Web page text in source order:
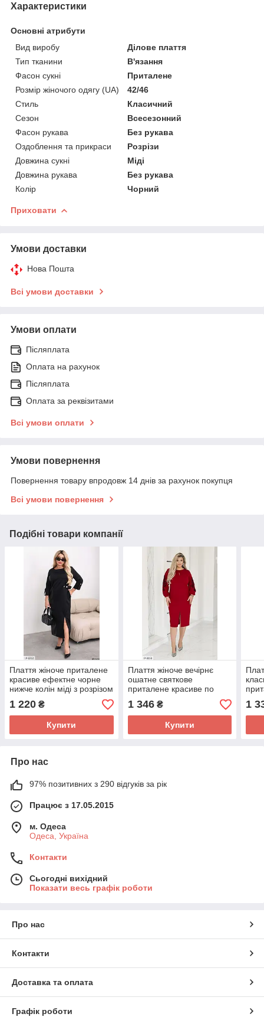
Характеристики
Основні атрибути
Вид виробу
Ділове плаття
Тип тканини
В'язання
Фасон сукні
Приталене
Розмір жіночого одягу (UA)
42/46
Стиль
Класичний
Сезон
Всесезонний
Фасон рукава
Без рукава
Оздоблення та прикраси
Розрізи
Довжина сукні
Міді
Довжина рукава
Без рукава
Колір
Чорний
Приховати
Умови доставки
Нова Пошта
Всі умови доставки
Умови оплати
Післяплата
Оплата на рахунок
Післяплата
Оплата за реквізитами
Всі умови оплати
Умови повернення
Повернення товару впродовж 14 днів за рахунок покупця
Всі умови повернення
Подібні товари компанії
Плаття жіноче приталене
красиве ефектне чорне
нижче колін міді з розрізом
з екошкірою розміри батал
1 220 ₴
Купити
Плаття жіноче вечірнє
ошатне святкове
приталене красиве по
коліно з вишивкою на
рукавах
1 346₴
Купити
1
Про нас
97% позитивних з 290 відгуків за рік
Працює з 17.05.2015
м. Одеса
Одеса, Україна
Контакти
Сьогодні вихідний
Показати весь графік роботи
Про нас
Контакти
Доставка та оплата
Графік роботи